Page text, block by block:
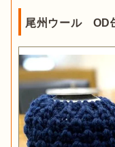
尾州ウール OD